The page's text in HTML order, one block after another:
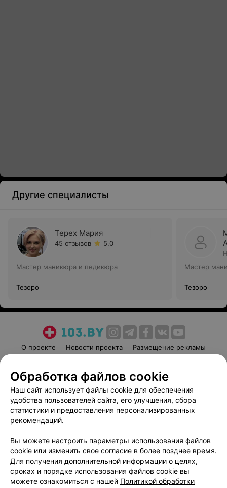
Другие специалисты
Терех Мария
45 отзывов 5.0
Мастер маникюра и педикюра
Тезоро
Мастер
Тезоро
О проекте Новости проекта
Размещение рекламы
Пользовательское соглашение
Способы оплаты
Вакансии
Партнеры
Написать руководителю 103.by
Обработка персональных данных
Обработка файлов cookie
Наш сайт использует файлы cookie для обеспечения
удобства пользователей сайта, его улучшения, сбора
статистики и предоставления персонализированных
рекомендаций.
Вы можете настроить параметры использования файлов
cookie или изменить свое согласие в более позднее время.
Для получения дополнительной информации о целях,
сроках и порядке использования файлов cookie вы
можете ознакомиться с нашей Политикой обработки